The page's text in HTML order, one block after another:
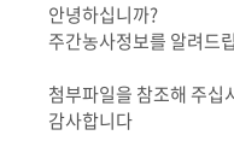
안녕하십니까?
주간농사정보를 알려드
첨부파일을 참조해 주십
감사합니다